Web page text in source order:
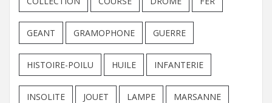
GEANT GRAMOPHONE GUERRE
HISTOIRE-POILU HUILE INFANTERIE
INSOLITE JOUET LAMPE MARSANNE